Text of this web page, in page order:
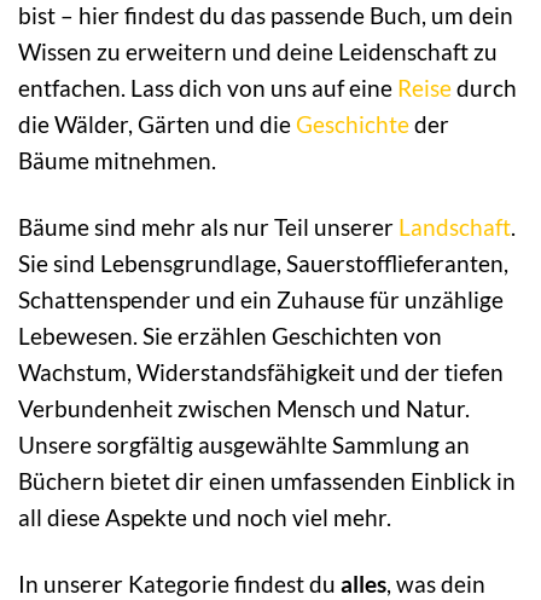
bist – hier findest du das passende Buch, um dein
Wissen zu erweitern und deine Leidenschaft zu
entfachen. Lass dich von uns auf eine Reisedurch
die Wälder, Gärten und dieGeschichteder
Bäume mitnehmen.
Bäume sind mehr als nur Teil unserer Landschaft.
Sie sind Lebensgrundlage, Sauerstofflieferanten,
Schattenspender und ein Zuhause für unzählige
Lebewesen. Sie erzählen Geschichten von
Wachstum, Widerstandsfähigkeit und der tiefen
Verbundenheit zwischen Mensch und Natur.
Unsere sorgfältig ausgewählte Sammlung an
Büchern bietet dir einen umfassenden Einblick in
all diese Aspekte und noch viel mehr.
In unserer Kategorie findest du alles, was dein